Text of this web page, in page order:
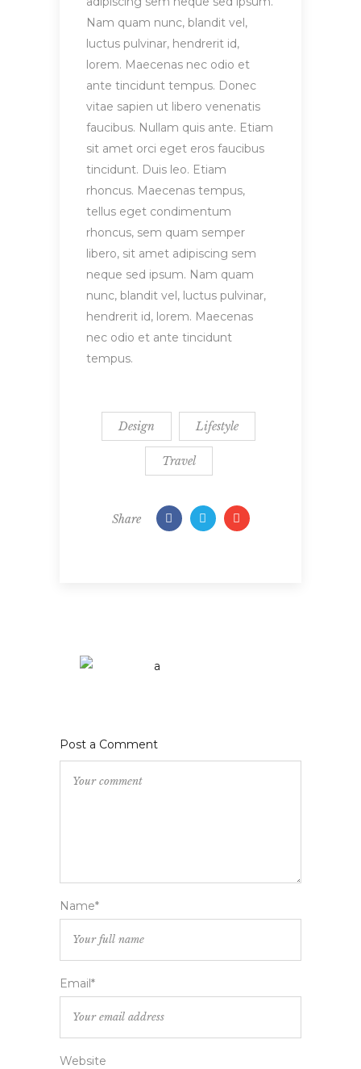
Nam quam nunc, blandit vel,
luctus pulvinar, hendrerit id,
lorem. Maecenas nec odio et
ante tincidunt tempus. Donec
vitae sapien ut libero venenatis
faucibus. Nullam quis ante. Etiam
sit amet orci eget eros faucibus
tincidunt. Duis leo. Etiam
rhoncus. Maecenas tempus,
tellus eget condimentum
rhoncus, sem quam semper
libero, sit amet adipiscing sem
neque sed ipsum. Nam quam
nunc, blandit vel, luctus pulvinar,
hendrerit id, lorem. Maecenas
nec odio et ante tincidunt
tempus.
Design Lifestyle
Travel
Share
Post a Comment
Name*
Email*
Website